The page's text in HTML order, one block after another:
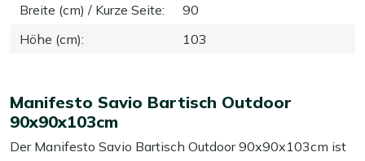
Breite (cm) / Kurze Seite:
90
Höhe (cm): 103
Manifesto Savio Bartisch Outdoor
90x90x103cm
Der Manifesto Savio Bartisch Outdoor 90x90x103cm ist